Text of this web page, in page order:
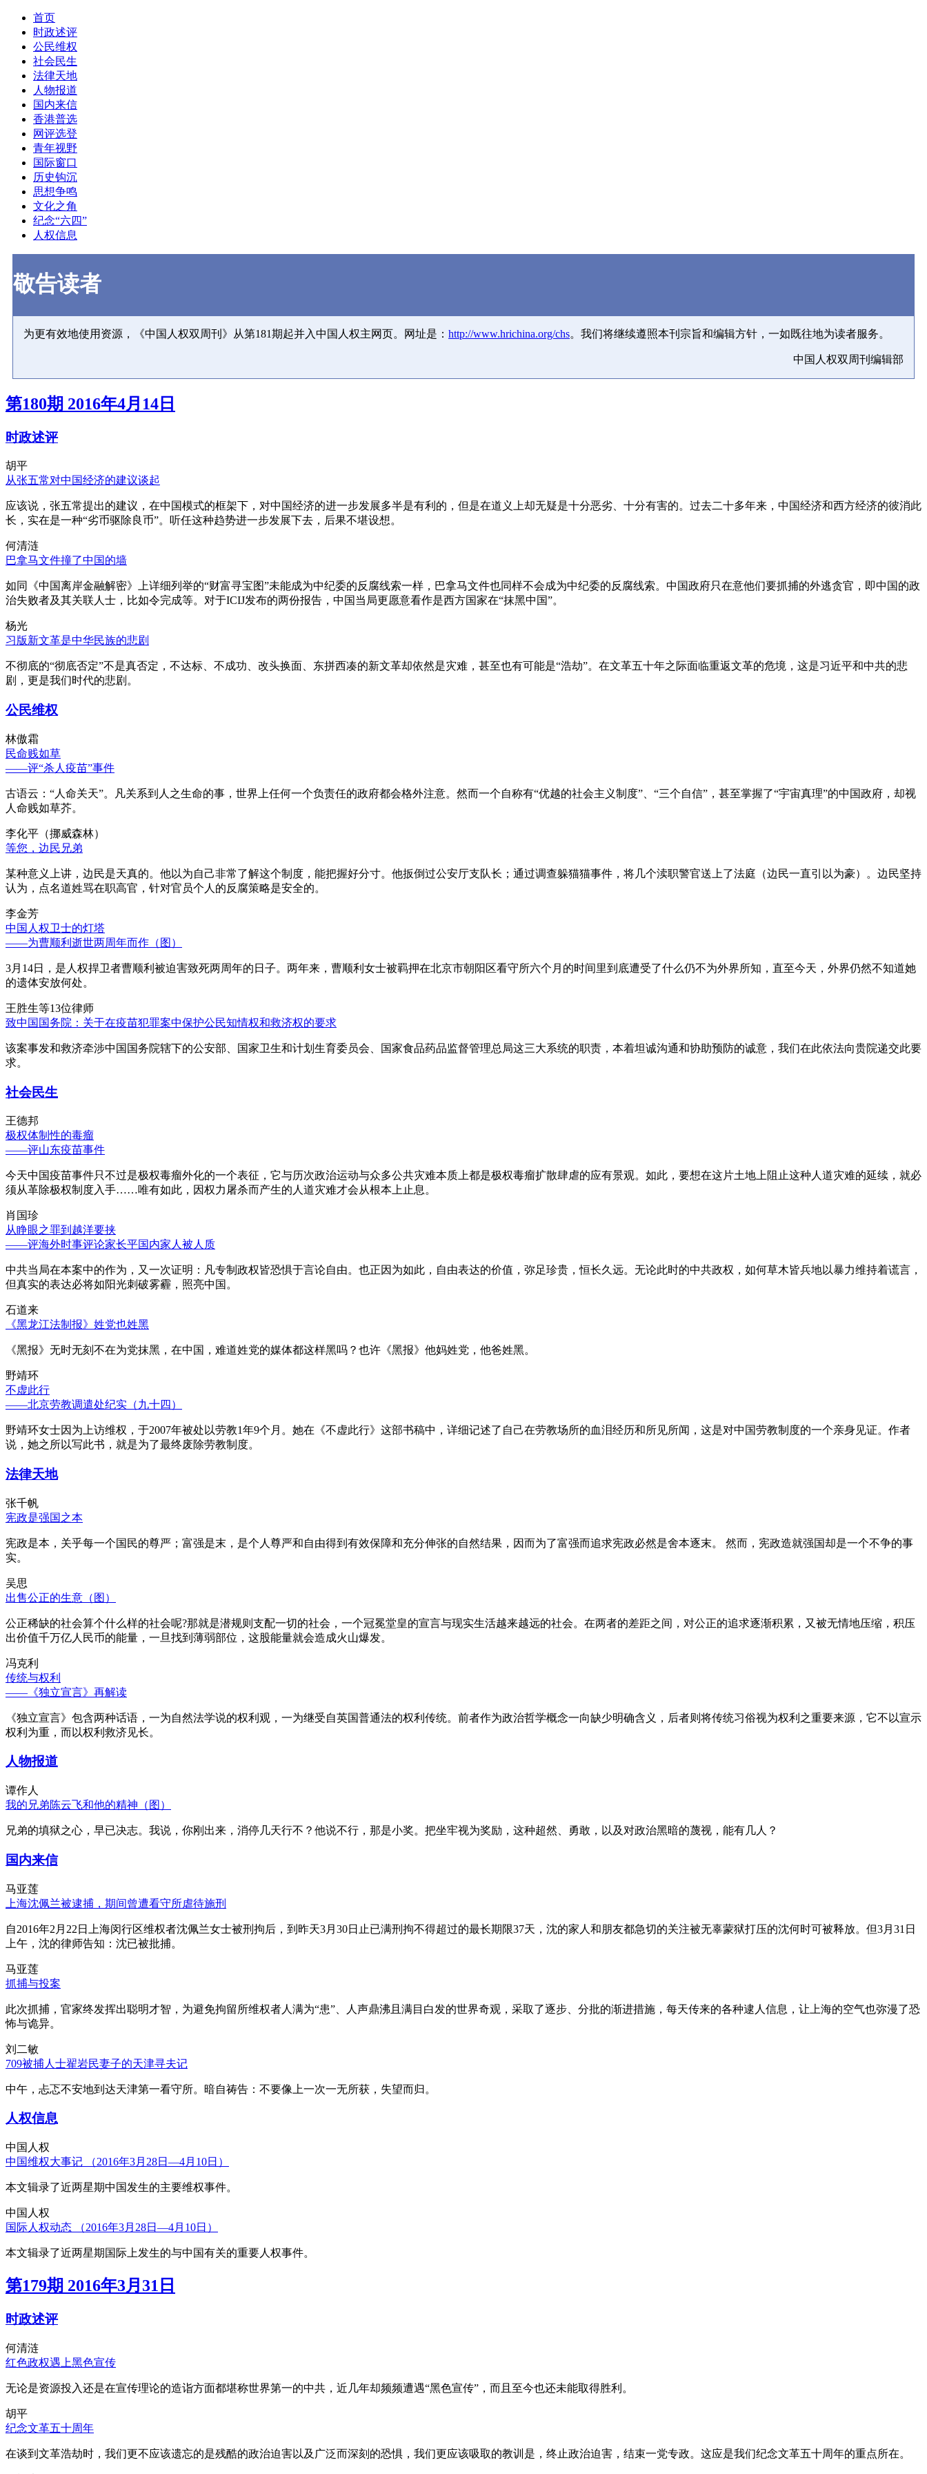
首页
时政述评
公民维权
社会民生
法律天地
人物报道
国内来信
香港普选
网评选登
青年视野
国际窗口
历史钩沉
思想争鸣
文化之角
纪念“六四”
人权信息
敬告读者
为更有效地使用资源，《中国人权双周刊》从第181期起并入中国人权主网页。网址是： http://www.hrichina.org/chs。我们将继续遵照本刊宗旨和编辑方针，一如既往地为读者服务。
中国人权双周刊编辑部
第180期 2016年4月14日
时政述评
胡平
从张五常对中国经济的建议谈起
应该说，张五常提出的建议，在中国模式的框架下，对中国经济的进一步发展多半是有利的，但是在道义上却无疑是十分恶劣、十分有害的。过去二十多年来，中国经济和西方经济的彼消此
长，实在是一种“劣币驱除良币”。听任这种趋势进一步发展下去，后果不堪设想。
何清涟
巴拿马文件撞了中国的墙
如同《中国离岸金融解密》上详细列举的“财富寻宝图”未能成为中纪委的反腐线索一样，巴拿马文件也同样不会成为中纪委的反腐线索。中国政府只在意他们要抓捕的外逃贪官，即中国的政
治失败者及其关联人士，比如令完成等。对于ICIJ发布的两份报告，中国当局更愿意看作是西方国家在“抹黑中国”。
杨光
习版新文革是中华民族的悲剧
不彻底的“彻底否定”不是真否定，不达标、不成功、改头换面、东拼西凑的新文革却依然是灾难，甚至也有可能是“浩劫”。在文革五十年之际面临重返文革的危境，这是习近平和中共的悲
剧，更是我们时代的悲剧。
公民维权
林傲霜
民命贱如草
——评“杀人疫苗”事件
古语云：“人命关天”。凡关系到人之生命的事，世界上任何一个负责任的政府都会格外注意。然而一个自称有“优越的社会主义制度”、“三个自信”，甚至掌握了“宇宙真理”的中国政府，却视
人命贱如草芥。
李化平（挪威森林）
等您，边民兄弟
某种意义上讲，边民是天真的。他以为自己非常了解这个制度，能把握好分寸。他扳倒过公安厅支队长；通过调查躲猫猫事件，将几个渎职警官送上了法庭（边民一直引以为豪）。边民坚持
认为，点名道姓骂在职高官，针对官员个人的反腐策略是安全的。
李金芳
中国人权卫士的灯塔
——为曹顺利逝世两周年而作（图）
3月14日，是人权捍卫者曹顺利被迫害致死两周年的日子。两年来，曹顺利女士被羁押在北京市朝阳区看守所六个月的时间里到底遭受了什么仍不为外界所知，直至今天，外界仍然不知道她
的遗体安放何处。
王胜生等13位律师
致中国国务院：关于在疫苗犯罪案中保护公民知情权和救济权的要求
该案事发和救济牵涉中国国务院辖下的公安部、国家卫生和计划生育委员会、国家食品药品监督管理总局这三大系统的职责，本着坦诚沟通和协助预防的诚意，我们在此依法向贵院递交此要
求。
社会民生
王德邦
极权体制性的毒瘤
——评山东疫苗事件
今天中国疫苗事件只不过是极权毒瘤外化的一个表征，它与历次政治运动与众多公共灾难本质上都是极权毒瘤扩散肆虐的应有景观。如此，要想在这片土地上阻止这种人道灾难的延续，就必
须从革除极权制度入手……唯有如此，因权力屠杀而产生的人道灾难才会从根本上止息。
肖国珍
从睁眼之罪到越洋要挟
——评海外时事评论家长平国内家人被人质
中共当局在本案中的作为，又一次证明：凡专制政权皆恐惧于言论自由。也正因为如此，自由表达的价值，弥足珍贵，恒长久远。无论此时的中共政权，如何草木皆兵地以暴力维持着谎言，
但真实的表达必将如阳光刺破雾霾，照亮中国。
石道来
《黑龙江法制报》姓党也姓黑
《黑报》无时无刻不在为党抹黑，在中国，难道姓党的媒体都这样黑吗？也许《黑报》他妈姓党，他爸姓黑。
野靖环
不虚此行
——北京劳教调遣处纪实（九十四）
野靖环女士因为上访维权，于2007年被处以劳教1年9个月。她在《不虚此行》这部书稿中，详细记述了自己在劳教场所的血泪经历和所见所闻，这是对中国劳教制度的一个亲身见证。作者
说，她之所以写此书，就是为了最终废除劳教制度。
法律天地
张千帆
宪政是强国之本
宪政是本，关乎每一个国民的尊严；富强是末，是个人尊严和自由得到有效保障和充分伸张的自然结果，因而为了富强而追求宪政必然是舍本逐末。 然而，宪政造就强国却是一个不争的事
实。
吴思
出售公正的生意（图）
公正稀缺的社会算个什么样的社会呢?那就是潜规则支配一切的社会，一个冠冕堂皇的宣言与现实生活越来越远的社会。在两者的差距之间，对公正的追求逐渐积累，又被无情地压缩，积压
出价值千万亿人民币的能量，一旦找到薄弱部位，这股能量就会造成火山爆发。
冯克利
传统与权利
——《独立宣言》再解读
《独立宣言》包含两种话语，一为自然法学说的权利观，一为继受自英国普通法的权利传统。前者作为政治哲学概念一向缺少明确含义，后者则将传统习俗视为权利之重要来源，它不以宣示
权利为重，而以权利救济见长。
人物报道
谭作人
我的兄弟陈云飞和他的精神（图）
兄弟的填狱之心，早已决志。我说，你刚出来，消停几天行不？他说不行，那是小奖。把坐牢视为奖励，这种超然、勇敢，以及对政治黑暗的蔑视，能有几人？
国内来信
马亚莲
上海沈佩兰被逮捕，期间曾遭看守所虐待施刑
自2016年2月22日上海闵行区维权者沈佩兰女士被刑拘后，到昨天3月30日止已满刑拘不得超过的最长期限37天，沈的家人和朋友都急切的关注被无辜蒙狱打压的沈何时可被释放。但3月31日
上午，沈的律师告知：沈已被批捕。
马亚莲
抓捕与投案
此次抓捕，官家终发挥出聪明才智，为避免拘留所维权者人满为“患”、人声鼎沸且满目白发的世界奇观，采取了逐步、分批的渐进措施，每天传来的各种逮人信息，让上海的空气也弥漫了恐
怖与诡异。
刘二敏
709被捕人士翟岩民妻子的天津寻夫记
中午，忐忑不安地到达天津第一看守所。暗自祷告：不要像上一次一无所获，失望而归。
人权信息
中国人权
中国维权大事记 （2016年3月28日—4月10日）
本文辑录了近两星期中国发生的主要维权事件。
中国人权
国际人权动态 （2016年3月28日—4月10日）
本文辑录了近两星期国际上发生的与中国有关的重要人权事件。
第179期 2016年3月31日
时政述评
何清涟
红色政权遇上黑色宣传
无论是资源投入还是在宣传理论的造诣方面都堪称世界第一的中共，近几年却频频遭遇“黑色宣传”，而且至今也还未能取得胜利。
胡平
纪念文革五十周年
在谈到文革浩劫时，我们更不应该遗忘的是残酷的政治迫害以及广泛而深刻的恐惧，我们更应该吸取的教训是，终止政治迫害，结束一党专政。这应是我们纪念文革五十周年的重点所在。